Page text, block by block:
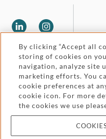
Legal and regulatory
Price and service
information
Cookies and privacy
By clicking “Accept all
storing of cookies on
navigation, analyze site
marketing efforts. You
cookie preferences at
cookie icon. For more
the cookies we use